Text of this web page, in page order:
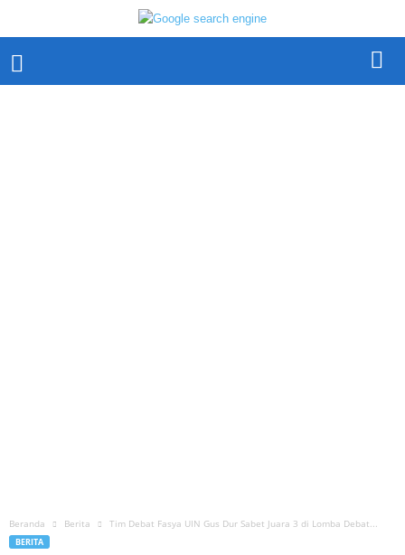
Beranda Berita Tim Debat Fasya UIN Gus Dur Sabet Juara 3 di Lomba Debat...
BERITA